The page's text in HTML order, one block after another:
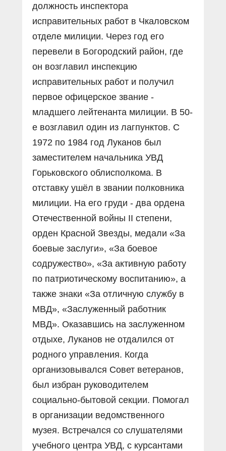
должность инспектора
исправительных работ в Чкаловском
отделе милиции. Через год его
перевели в Богородский район, где
он возглавил инспекцию
исправительных работ и получил
первое офицерское звание -
младшего лейтенанта милиции. В 50-
е возглавил один из лагпунктов. С
1972 по 1984 год Луканов был
заместителем начальника УВД
Горьковского облисполкома. В
отставку ушёл в звании полковника
милиции. На его груди - два ордена
Отечественной войны II степени,
орден Красной Звезды, медали «За
боевые заслуги», «За боевое
содружество», «За активную работу
по патриотическому воспитанию», а
также знаки «За отличную службу в
МВД», «Заслуженный работник
МВД». Оказавшись на заслуженном
отдыхе, Луканов не отдалился от
родного управления. Когда
организовывался Совет ветеранов,
был избран руководителем
социально-бытовой секции. Помогал
в организации ведомственного
музея. Встречался со слушателями
учебного центра УВД, с курсантами